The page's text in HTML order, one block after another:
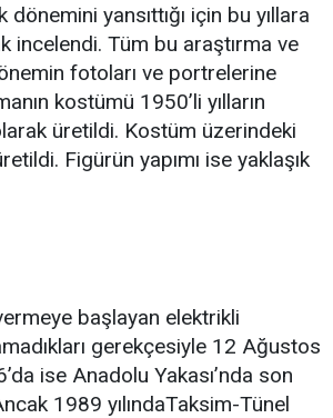
yansıttığı için bu yıllara
incelendi. Tüm bu araştırma ve
fotoları ve portrelerine
kostümü 1950’li yılların
üretildi. Kostüm üzerindeki
Figürün yapımı ise yaklaşık
başlayan elektrikli
gerekçesiyle 12 Ağustos
ise Anadolu Yakası’nda son
1989 yılındaTaksim-Tünel